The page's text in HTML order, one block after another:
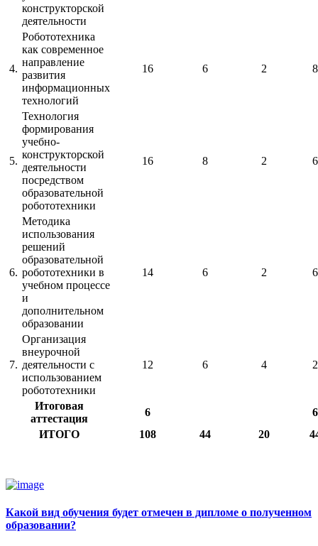
конструкторской
деятельности
4.
Робототехника
как современное
направление
развития
информационных
технологий
16 6 2 8
5.
Технология
формирования
учебно-
конструкторской
деятельности
посредством
образовательной
робототехники
16 8 2 6
6.
Методика
использования
решений
образовательной
робототехники в
учебном процессе
и
дополнительном
образовании
14 6 2 6
7.
Организация
внеурочной
деятельности с
использованием
робототехники
12 6 4 2
Итоговая
аттестация
6
6
ИТОГО
108 44 20
Какой вид обучения будет отмечен в дипломе о полученном
образовании?